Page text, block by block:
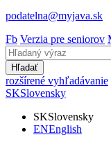
podatelna@myjava.sk
Fb Verzia pre seniorov
Hľadať
rozšírené vyhľadávanie
SKSlovensky
SKSlovensky
ENEnglish